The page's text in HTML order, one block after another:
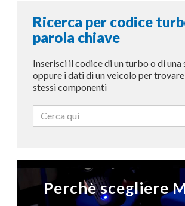
Ricerca per codice
parola chiave
Inserisci il codice di un turbo o di una
oppure i dati di un veicolo per
stessi componenti
Perchè scegliere